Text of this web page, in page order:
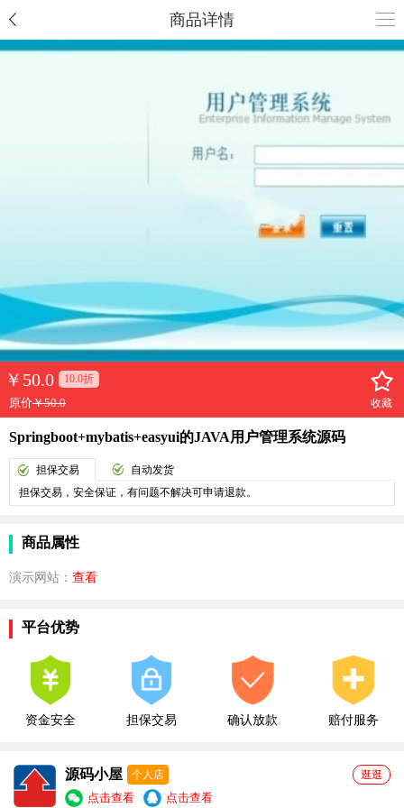
商品详情
￥ 50.0 10.0折
原价￥50.0 收藏
Springboot+mybatis+easyui的JAVA用户管理系统源码
担保交易
自动发货
担保交易，安全保证，有问题不解决可申请退款。
商品属性
演示网站： 查看
平台优势
资金安全 担保交易 确认放款 赔付服务
源码小屋 个人店
点击查看 点击查看
逛逛